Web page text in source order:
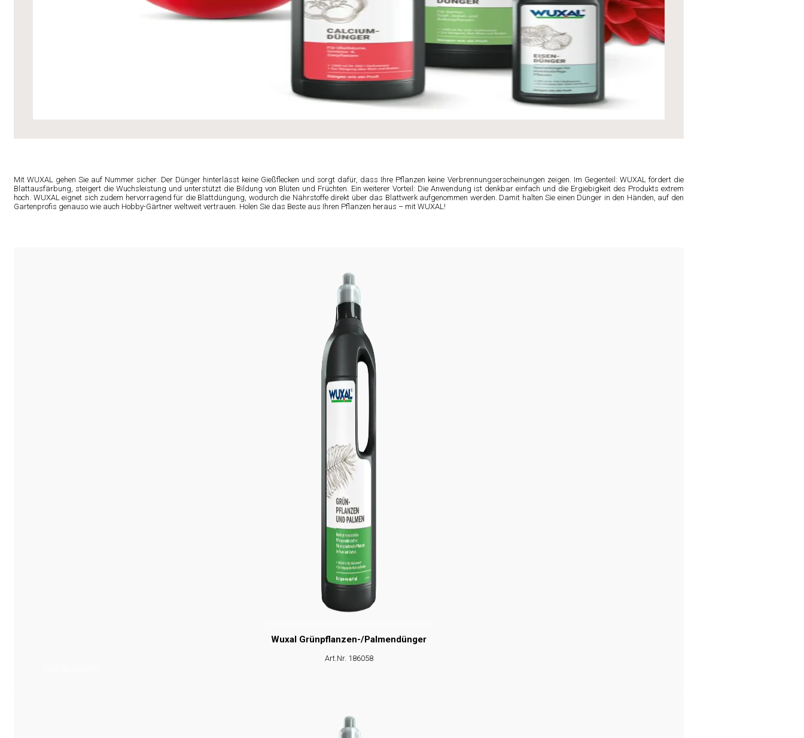
Mit WUXAL gehen Sie auf Nummer sicher. Der Dünger hinterlässt keine Gießflecken und sorgt dafür, dass Ihre Pflanzen keine Verbrennungserscheinungen zeigen. Im Gegenteil: WUXAL fördert die
Blattausfärbung, steigert die Wuchsleistung und unterstützt die Bildung von Blüten und Früchten. Ein weiterer Vorteil: Die Anwendung ist denkbar einfach und die Ergiebigkeit des Produkts extrem
hoch. WUXAL eignet sich zudem hervorragend für die Blattdüngung, wodurch die Nährstoffe direkt über das Blattwerk aufgenommen werden. Damit halten Sie einen Dünger in den Händen, auf den
Gartenprofis genauso wie auch Hobby-Gärtner weltweit vertrauen. Holen Sie das Beste aus Ihren Pflanzen heraus – mit WUXAL!
Wuxal Grünpflanzen-/Palmendünger
Art.Nr. 186058